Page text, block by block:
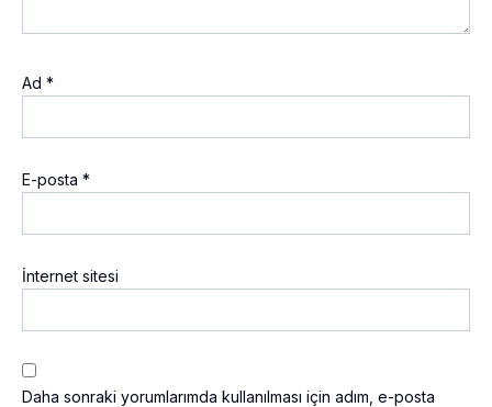
Ad *
E-posta *
İnternet sitesi
Daha sonraki yorumlarımda kullanılması için adım, e-posta